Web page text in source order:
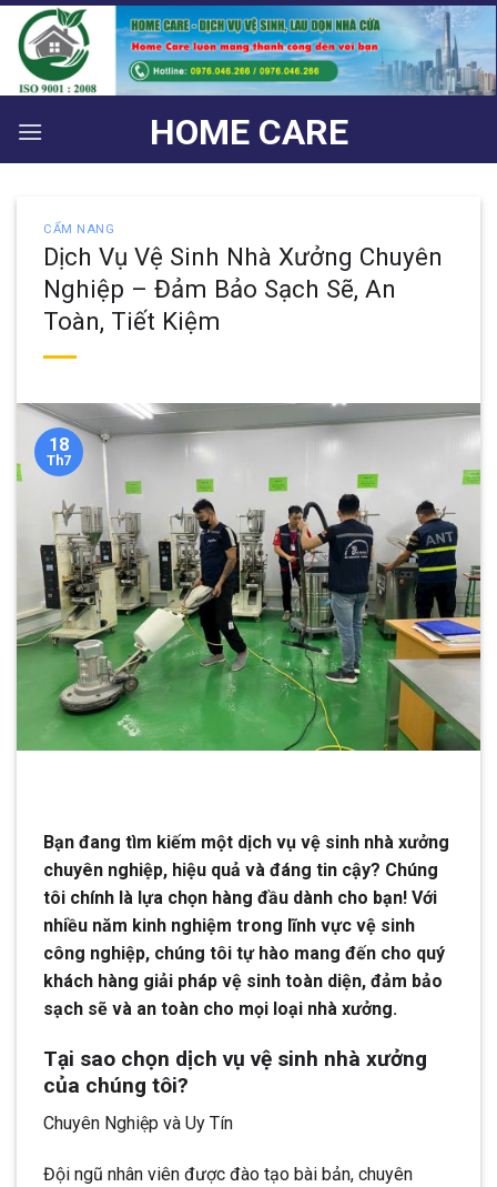
Bỏ
qua
nội
dung
HOME CARE
CẨM NANG
Dịch Vụ Vệ Sinh Nhà Xưởng Chuyên
Nghiệp – Đảm Bảo Sạch Sẽ, An
Toàn, Tiết Kiệm
18
Th7
Bạn đang tìm kiếm một dịch vụ vệ sinh nhà xưởng
chuyên nghiệp, hiệu quả và đáng tin cậy? Chúng
tôi chính là lựa chọn hàng đầu dành cho bạn! Với
nhiều năm kinh nghiệm trong lĩnh vực vệ sinh
công nghiệp, chúng tôi tự hào mang đến cho quý
khách hàng giải pháp vệ sinh toàn diện, đảm bảo
sạch sẽ và an toàn cho mọi loại nhà xưởng.
Tại sao chọn dịch vụ vệ sinh nhà xưởng
của chúng tôi?
Chuyên Nghiệp và Uy Tín
Đội ngũ nhân viên được đào tạo bài bản, chuyên